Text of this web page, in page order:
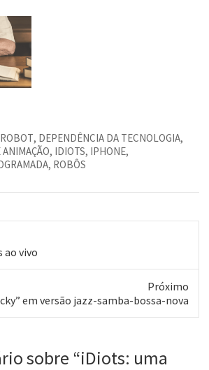
, DEPENDÊNCIA DA TECNOLOGIA,
, IDIOTS, IPHONE,
, ROBÔS
ao vivo
Próximo
em versão jazz-samba-bossa-nova
sobre “iDiots: uma